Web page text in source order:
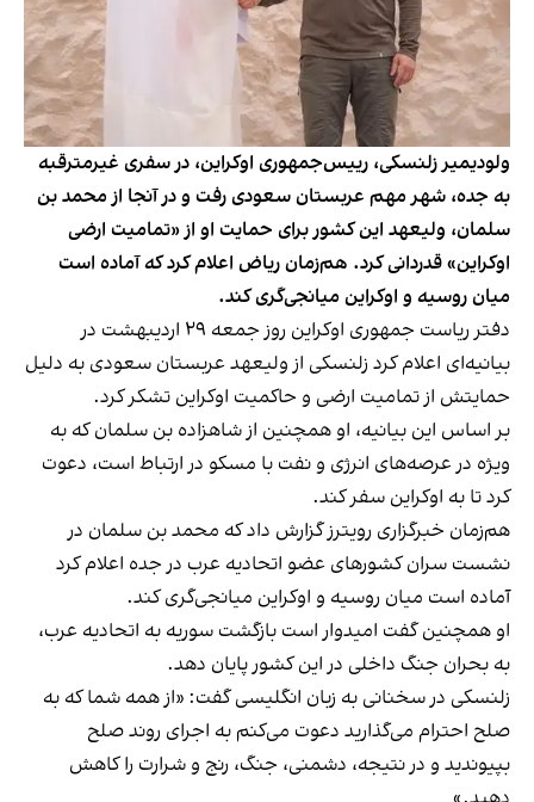
ولودیمیر زلنسکی، رییس‌جمهوری اوکراین، در سفری غیرمترقبه
به جده، شهر مهم عربستان سعودی رفت و در آنجا از محمد بن
سلمان، ولیعهد این کشور برای حمایت او از «تمامیت ارضی
اوکراین» قدردانی کرد. هم‌زمان ریاض اعلام کرد که آماده است
میان روسیه و اوکراین میانجی‌گری کند.
دفتر ریاست جمهوری اوکراین روز جمعه ۲۹ اردیبهشت در
بیانیه‌ای اعلام کرد زلنسکی از ولیعهد عربستان سعودی به دلیل
حمایتش از تمامیت ارضی و حاکمیت اوکراین تشکر کرد.
بر اساس این بیانیه، او همچنین از شاهزاده بن سلمان که به
ویژه در عرصه‌های انرژی و نفت با مسکو در ارتباط است، دعوت
کرد تا به اوکراین سفر کند.
هم‌زمان خبرگزاری رویترز گزارش داد که محمد بن سلمان در
نشست سران کشورهای عضو اتحادیه عرب در جده اعلام کرد
آماده است میان روسیه و اوکراین میانجی‌گری کند.
او همچنین گفت امیدوار است بازگشت سوریه به اتحادیه عرب،
به بحران جنگ داخلی در این کشور پایان دهد.
زلنسکی در سخنانی به زبان انگلیسی گفت: «از همه شما که به
صلح احترام می‌گذارید دعوت می‌کنم به اجرای روند صلح
بپیوندید و در نتیجه، دشمنی، جنگ، رنج و شرارت را کاهش